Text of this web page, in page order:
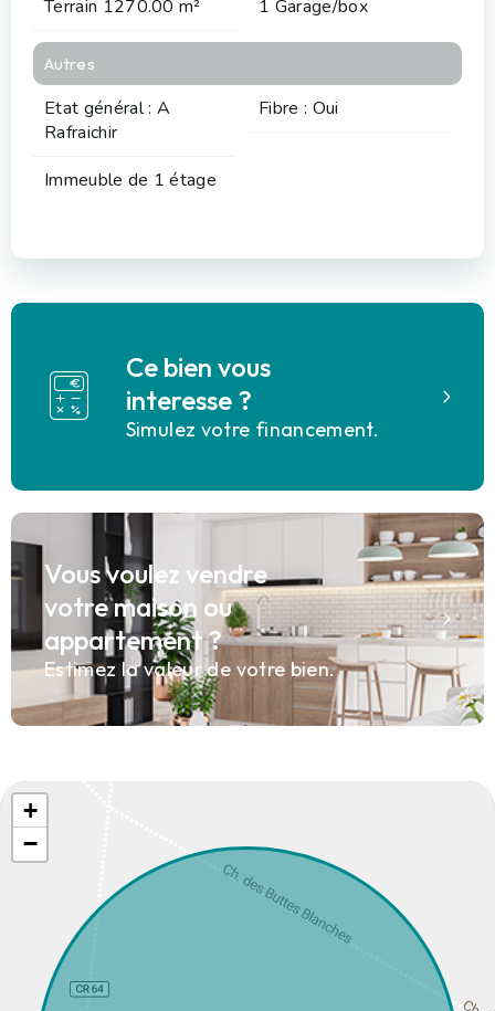
Terrain 1270.00 m² 1 Garage/box
Autres
Etat général : A
Rafraichir
Fibre : Oui
Immeuble de 1 étage
Ce bien vous
interesse ?
Simulez votre financement.
Vous voulez vendre
votre maison ou
appartement ?
Estimez la valeur de votre bien.
+
−